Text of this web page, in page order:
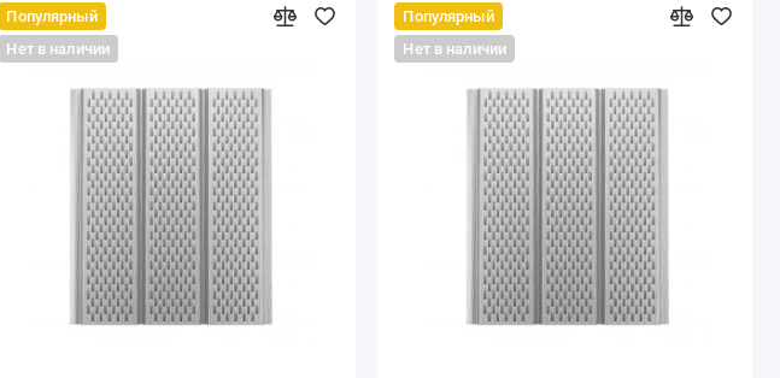
Популярный
Нет в наличии
Популярный
Нет в наличии